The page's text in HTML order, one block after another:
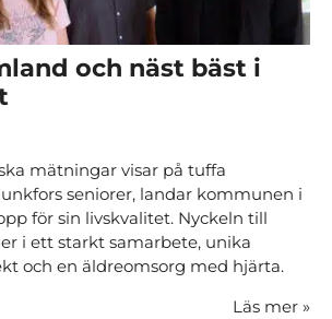
och näst bäst i
mätningar visar på tuffa
seniorer, landar kommunen i
för sin livskvalitet. Nyckeln till
i ett starkt samarbete, unika
och en äldreomsorg med hjärta.
Läs mer »